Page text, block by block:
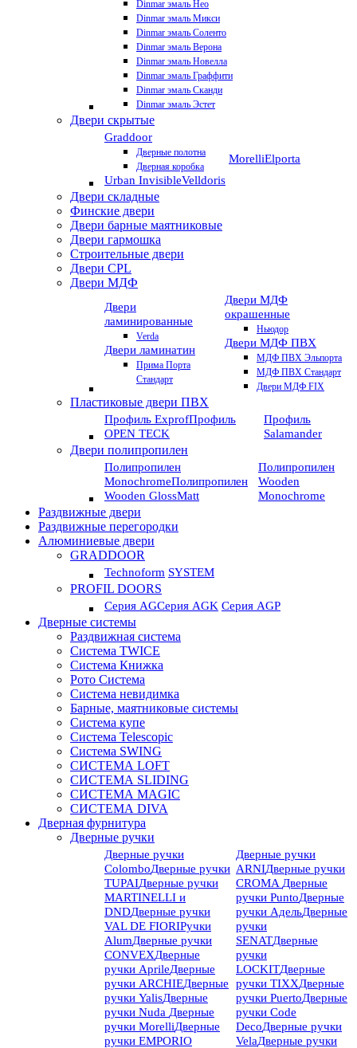
Dinmar эмаль Нео
Dinmar эмаль Микси
Dinmar эмаль Соленто
Dinmar эмаль Верона
Dinmar эмаль Новелла
Dinmar эмаль Граффити
Dinmar эмаль Сканди
Dinmar эмаль Эстет
Двери скрытые
Graddoor
Дверные полотна
Дверная коробка
Urban InvisibleVelldoris
MorelliElporta
Двери складные
Финские двери
Двери барные маятниковые
Двери гармошка
Строительные двери
Двери CРL
Двери МДФ
Двери
ламинированные
Verda
Двери ламинатин
Прима Порта
Стандарт
Двери МДФ
окрашенные
Ньюдор
Двери МДФ ПВХ
МДФ ПВХ Эльпорта
МДФ ПВХ Стандарт
Двери МДФ FIX
Пластиковые двери ПВХ
Профиль ExprofПрофиль
OPEN TECK
Профиль
Salamander
Двери полипропилен
Полипропилен
MonochromeПолипропилен
Wooden GlossMatt
Полипропилен
Wooden
Monochrome
Раздвижные двери
Раздвижные перегородки
Алюминиевые двери
GRADDOOR
Technoform SYSTEM
PROFIL DOORS
Серия AGСерия AGK Серия AGP
Дверные системы
Раздвижная система
Система TWICE
Система Книжка
Рото Система
Система невидимка
Барные, маятниковые системы
Система купе
Система Telescopic
Система SWING
СИСТЕМА LOFT
СИСТЕМА SLIDING
СИСТЕМА MAGIC
СИСТЕМА DIVA
Дверная фурнитура
Дверные ручки
Дверные ручки
ColomboДверные ручки
TUPAIДверные ручки
MARTINELLI и
DNDДверные ручки
VAL DE FIORIРучки
AlumДверные ручки
CONVEXДверные
ручки AprileДверные
ручки ARCHIEДверные
ручки YalisДверные
ручки Nuda Дверные
ручки MorelliДверные
ручки EMPORIO
Дверные ручки
ARNIДверные ручки
CROMA Дверные
ручки PuntoДверные
ручки АдельДверные
ручки
SENATДверные
ручки
LOCKITДверные
ручки TIXXДверные
ручки PuertoДверные
ручки Code
DecoДверные ручки
VelaДверные ручки